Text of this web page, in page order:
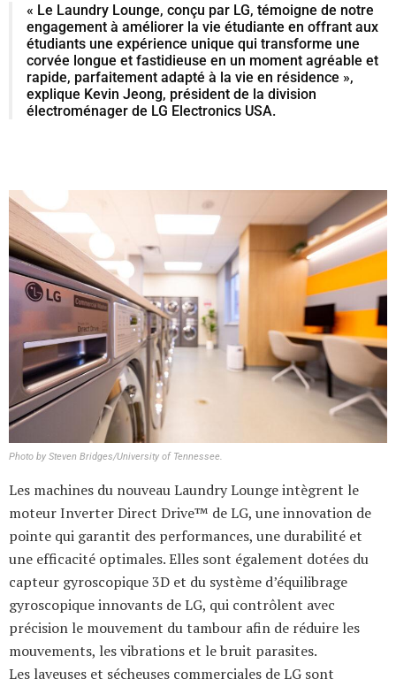
« Le Laundry Lounge, conçu par LG, témoigne de notre
engagement à améliorer la vie étudiante en offrant aux
étudiants une expérience unique qui transforme une
corvée longue et fastidieuse en un moment agréable et
rapide, parfaitement adapté à la vie en résidence »,
explique Kevin Jeong, président de la division
électroménager de LG Electronics USA.
Photo by Steven Bridges/University of Tennessee.
Les machines du nouveau Laundry Lounge intègrent le
moteur Inverter Direct Drive™ de LG, une innovation de
pointe qui garantit des performances, une durabilité et
une efficacité optimales. Elles sont également dotées du
capteur gyroscopique 3D et du système d’équilibrage
gyroscopique innovants de LG, qui contrôlent avec
précision le mouvement du tambour afin de réduire les
mouvements, les vibrations et le bruit parasites.
Les laveuses et sécheuses commerciales de LG sont